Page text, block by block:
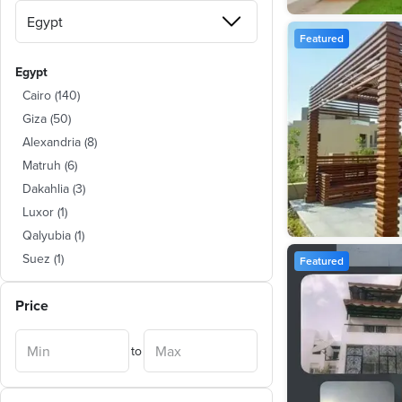
Egypt
Cairo (140)
Giza (50)
Alexandria (8)
Matruh (6)
Dakahlia (3)
Luxor (1)
Qalyubia (1)
Suez (1)
Gharbia (1)
Price
to
Featured
Featured